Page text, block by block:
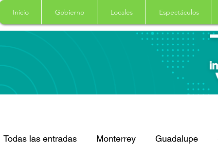
Inicio Gobierno Locales Espectáculos
Todas las entradas Monterrey Guadalupe